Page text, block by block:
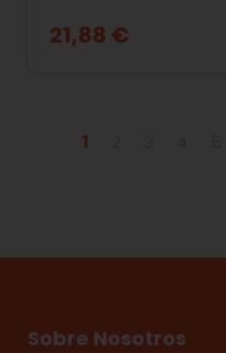
21,88 €
1
Sobre Nosotros